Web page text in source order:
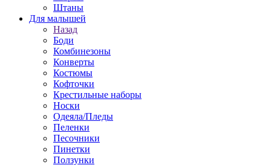
Штаны
Для малышей
Назад
Боди
Комбинезоны
Конверты
Костюмы
Кофточки
Крестильные наборы
Носки
Одеяла/Пледы
Пеленки
Песочники
Пинетки
Ползунки